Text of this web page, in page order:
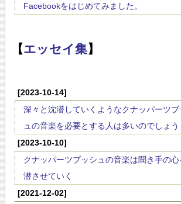
Facebookをはじめてみました。
【エッセイ集】
[2023-10-14]
深々と沈潜していくようなクナッパーツブ
ュの音楽を必要とする人は多いのでしょう
[2023-10-10]
クナッパーツブッシュの音楽は聞き手の心
潜させていく
[2021-12-02]